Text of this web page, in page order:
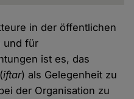
in der öffentlichen
und für
ist es, das
iftar) als Gelegenheit zu
der Organisation zu